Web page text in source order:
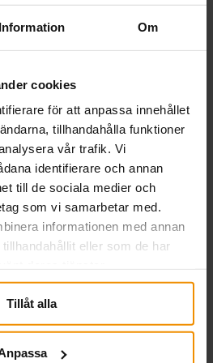
Information Om
cookies
för att anpassa innehållet
tillhandahålla funktioner
vår trafik. Vi
identifierare och annan
till de sociala medier och
som vi samarbetar med.
informationen med annan
eller som de har
Tillåt alla
företaget och det gick
ut en lön eller om jag